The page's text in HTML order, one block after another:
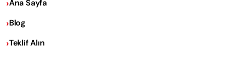
Ana Sayfa
Blog
Teklif Alın